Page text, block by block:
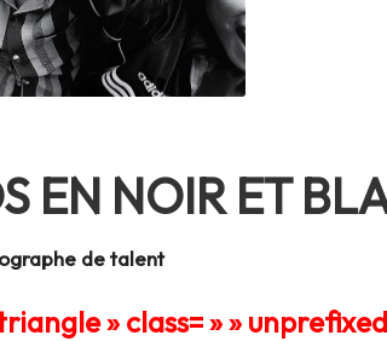
EN NOIR ET
de talent
» class= » »